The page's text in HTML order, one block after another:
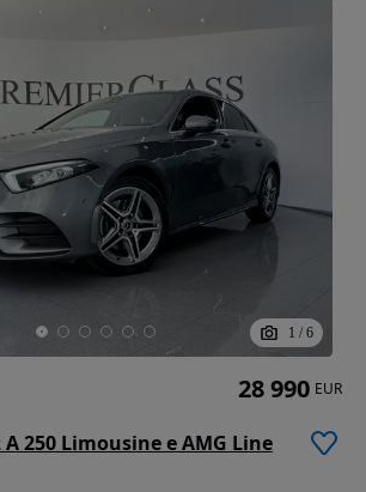
1 / 6
A 250 Limousine e AMG Line
28 990 EUR